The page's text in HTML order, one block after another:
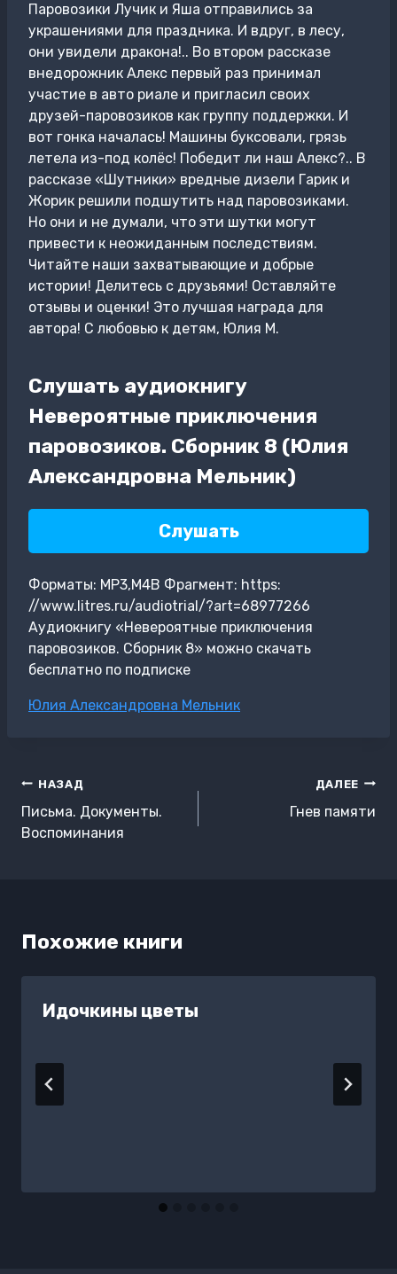
Паровозики Лучик и Яша отправились за
украшениями для праздника. И вдруг, в лесу,
они увидели дракона!.. Во втором рассказе
внедорожник Алекс первый раз принимал
участие в авто риале и пригласил своих
друзей-паровозиков как группу поддержки. И
вот гонка началась! Машины буксовали, грязь
летела из-под колёс! Победит ли наш Алекс?.. В
рассказе «Шутники» вредные дизели Гарик и
Жорик решили подшутить над паровозиками.
Но они и не думали, что эти шутки могут
привести к неожиданным последствиям.
Читайте наши захватывающие и добрые
истории! Делитесь с друзьями! Оставляйте
отзывы и оценки! Это лучшая награда для
автора! С любовью к детям, Юлия М.
Слушать аудиокнигу
Невероятные приключения
паровозиков. Сборник 8 (Юлия
Александровна Мельник)
Слушать
Форматы: MP3,M4B Фрагмент: https:
//www.litres.ru/audiotrial/?art=68977266
Аудиокнигу «Невероятные приключения
паровозиков. Сборник 8» можно скачать
бесплатно по подписке
Метки
Юлия Александровна Мельник
Навигация
по
записям
НАЗАД
Письма. Документы.
Воспоминания
ДАЛЕЕ
Гнев памяти
Похожие книги
Идочкины цветы